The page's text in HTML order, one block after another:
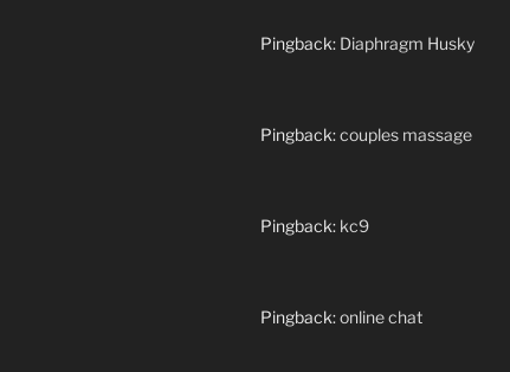
Pingback: Diaphragm Husky
Pingback:couples massage
Pingback: kc9
Pingback:online chat